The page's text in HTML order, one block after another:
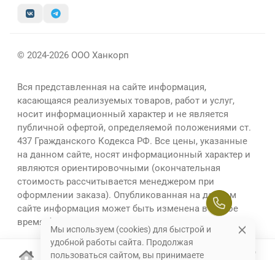
© 2024-2026 ООО Ханкорп
Вся представленная на сайте информация,
касающаяся реализуемых товаров, работ и услуг,
носит информационный характер и не является
публичной офертой, определяемой положениями ст.
437 Гражданского Кодекса РФ. Все цены, указанные
на данном сайте, носят информационный характер и
являются ориентировочными (окончательная
стоимость рассчитывается менеджером при
оформлении заказа). Опубликованная на данном
сайте информация может быть изменена в любое
время без предварительного уведомления.
Мы используем (cookies) для быстрой и
удобной работы сайта. Продолжая
пользоваться сайтом, вы принимаете